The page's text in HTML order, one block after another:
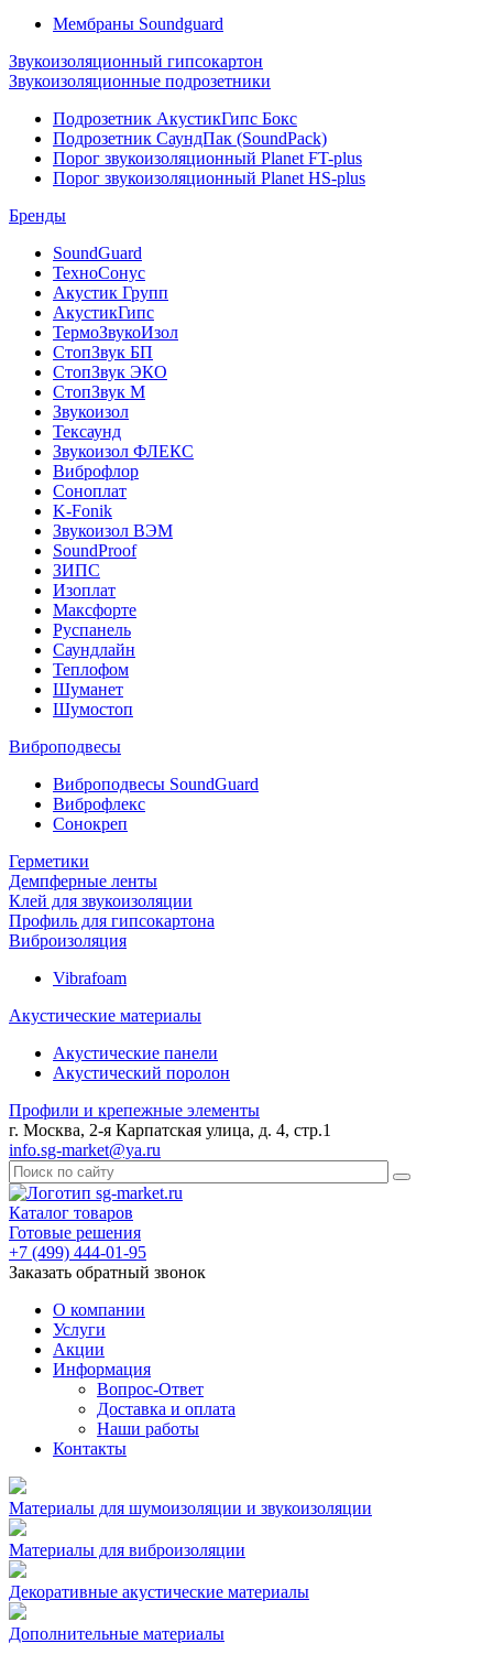
Мембраны Soundguard
Звукоизоляционный гипсокартон
Звукоизоляционные подрозетники
Подрозетник АкустикГипс Бокс
Подрозетник СаундПак (SoundPack)
Порог звукоизоляционный Planet FT-plus
Порог звукоизоляционный Planet HS-plus
Бренды
SoundGuard
ТехноСонус
Акустик Групп
АкустикГипс
ТермоЗвукоИзол
СтопЗвук БП
СтопЗвук ЭКО
СтопЗвук М
Звукоизол
Тексаунд
Звукоизол ФЛЕКС
Виброфлор
Соноплат
K-Fonik
Звукоизол ВЭМ
SoundProof
ЗИПС
Изоплат
Максфорте
Руспанель
Саундлайн
Теплофом
Шуманет
Шумостоп
Виброподвесы
Виброподвесы SoundGuard
Виброфлекс
Сонокреп
Герметики
Демпферные ленты
Клей для звукоизоляции
Профиль для гипсокартона
Виброизоляция
Vibrafoam
Акустические материалы
Акустические панели
Акустический поролон
Профили и крепежные элементы
г. Москва, 2-я Карпатская улица, д. 4, стр.1
info.sg-market@ya.ru
Каталог товаров
Готовые решения
+7 (499) 444-01-95
Заказать обратный звонок
О компании
Услуги
Акции
Информация
Вопрос-Ответ
Доставка и оплата
Наши работы
Контакты
Материалы для шумоизоляции и звукоизоляции
Материалы для виброизоляции
Декоративные акустические материалы
Дополнительные материалы